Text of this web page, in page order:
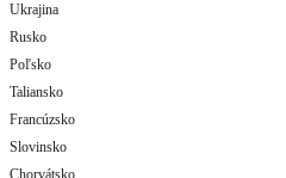
Ukrajina
Rusko
Poľsko
Taliansko
Francúzsko
Slovinsko
Chorvátsko